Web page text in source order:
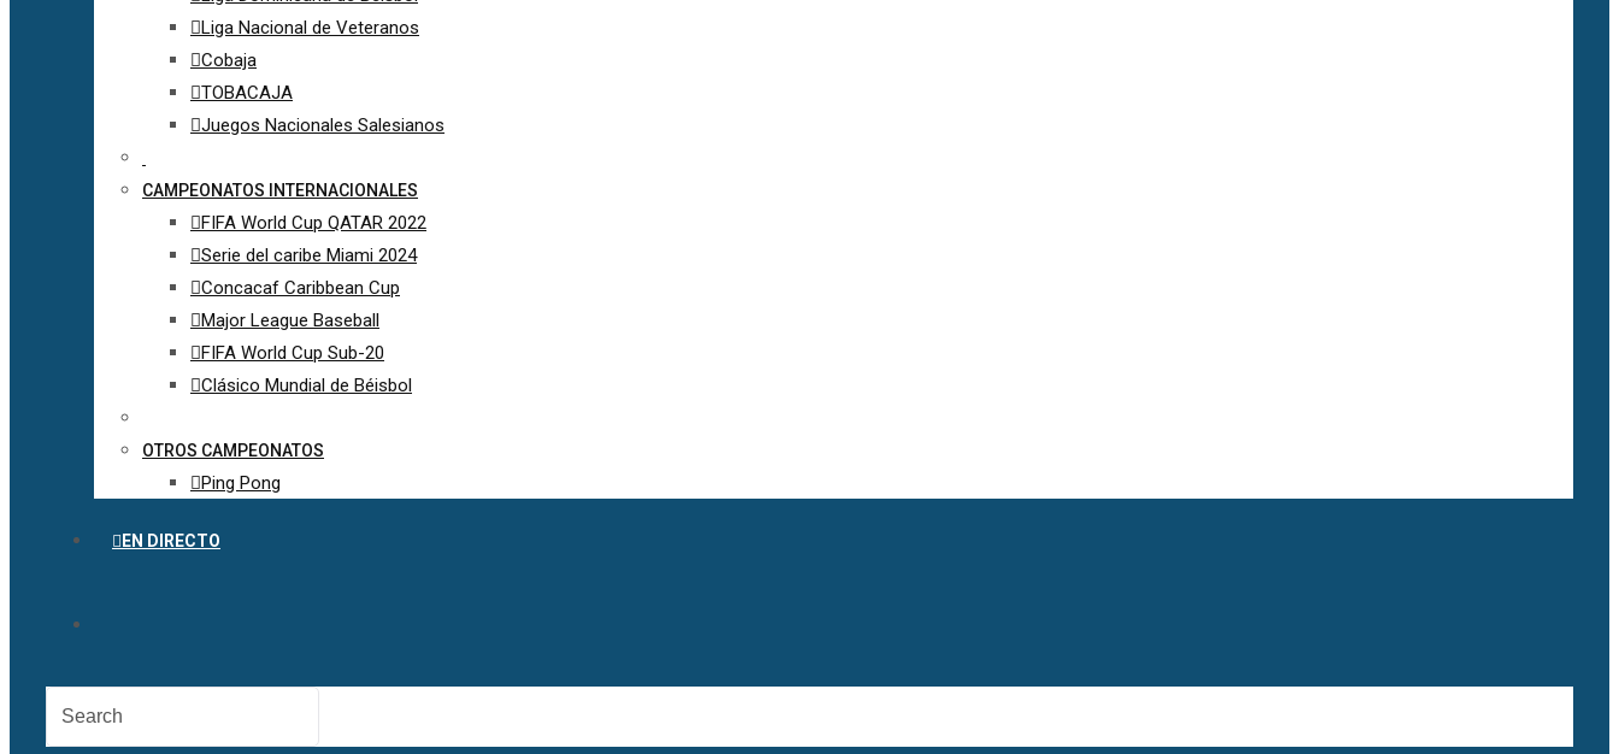
Liga Nacional de Veteranos
Cobaja
TOBACAJA
Juegos Nacionales Salesianos
CAMPEONATOS INTERNACIONALES
FIFA World Cup QATAR 2022
Serie del caribe Miami 2024
Concacaf Caribbean Cup
Major League Baseball
FIFA World Cup Sub-20
Clásico Mundial de Béisbol
OTROS CAMPEONATOS
Ping Pong
EN DIRECTO